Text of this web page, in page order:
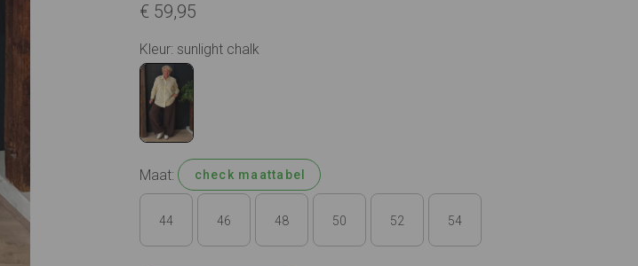
€ 59,95
Kleur: sunlight chalk
Maat: check maattabel
44 46 48 50 52 54